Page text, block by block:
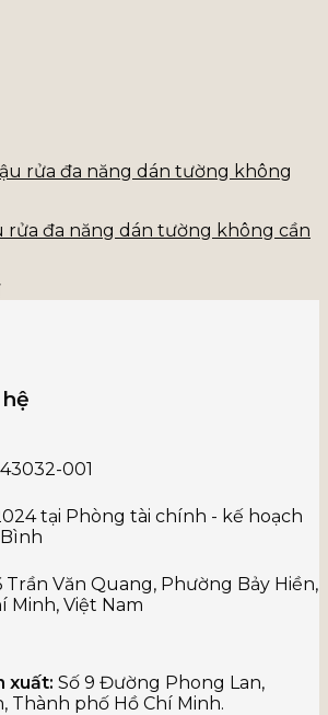
rửa đa năng dán tường không cần
Khoảng
15.000₫
001
tại Phòng tài chính - kế hoạch
Trần Văn Quang, Phường Bảy Hiền,
Minh, Việt Nam
xuất: Số 9 Đường Phong Lan,
Thành phố Hồ Chí Minh.